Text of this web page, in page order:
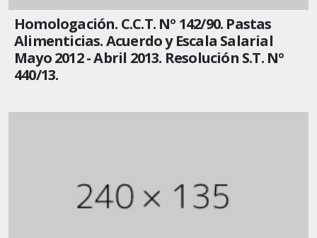
Homologación. C.C.T. Nº 142/90. Pastas
Alimenticias. Acuerdo y Escala Salarial
Mayo 2012 - Abril 2013. Resolución S.T. Nº
440/13.